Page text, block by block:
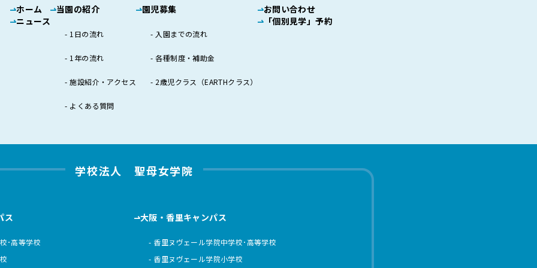
ホーム
ニュース
当園の紹介
1日の流れ
1年の流れ
施設紹介・アクセス
よくある質問
園児募集
入園までの流れ
各種制度・補助金
2歳児クラス（EARTHクラス）
お問い合わせ
「個別見学」予約
学校法人 聖母女学院
ス
･高等学校
大阪・香里キャンパス
香里ヌヴェール学院中学校･高等学校
香里ヌヴェール学院小学校